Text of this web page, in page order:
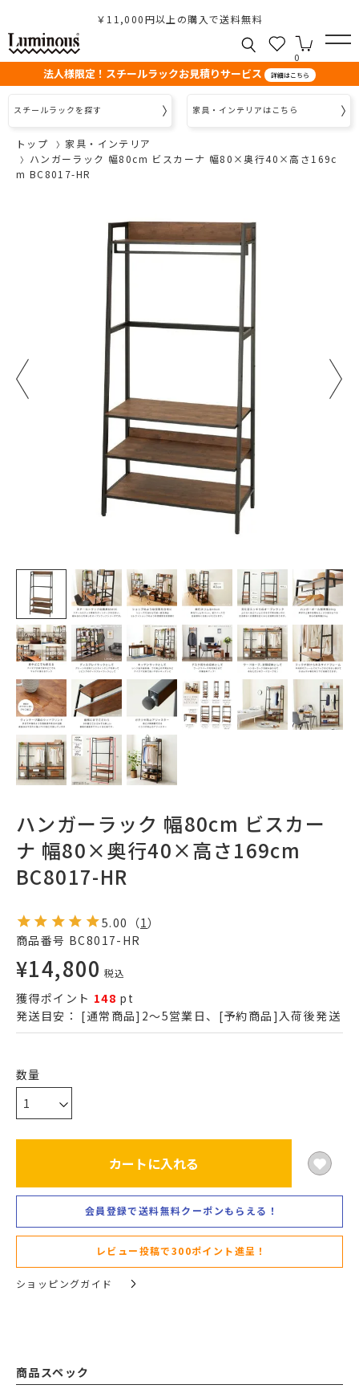
￥11,000円以上の購入で送料無料
0
法人様限定！スチールラックお見積りサービス 詳細はこちら
スチールラックを探す 家具・インテリアはこちら
トップ
家具・インテリア
ハンガーラック 幅80cm ビスカーナ 幅80×奥行40×高さ169c
m BC8017-HR
ハンガーラック 幅80cm ビスカー
ナ 幅80×奥行40×高さ169cm
BC8017-HR
5.00 （1）
商品番号 BC8017-HR
¥14,800 税込
獲得ポイント 148 pt
発送目安： [通常商品]2～5営業日、[予約商品]入荷後発送
カートに入れる
会員登録で送料無料クーポンもらえる！
レビュー投稿で300ポイント進呈！
ショッピングガイド
商品スペック